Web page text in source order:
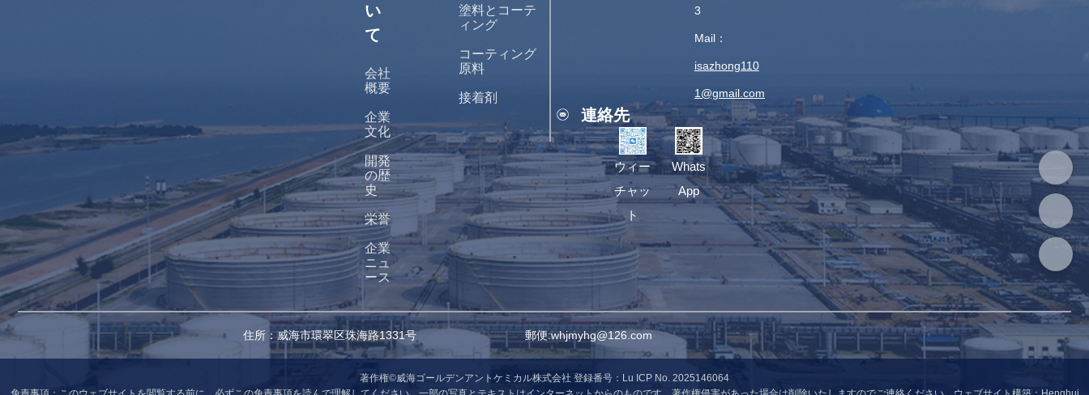
い
て
会社
概要
企業
文化
開発
の歴
史
栄誉
企業
ニュ
ース
塗料とコーテ
ィング
コーティング
原料
接着剤
3
Mail：
isazhong110
1@gmail.com
連絡先
ウィー
チャッ
ト
Whats
App
住所：威海市環翠区珠海路1331号 郵便:whjmyhg@126.com
著作権©威海ゴールデンアントケミカル株式会社 登録番号：Lu ICP No. 2025146064